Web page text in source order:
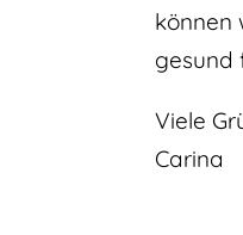
können
gesund
Viele
Carina